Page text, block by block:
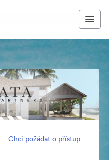
Chci požádat o přístup